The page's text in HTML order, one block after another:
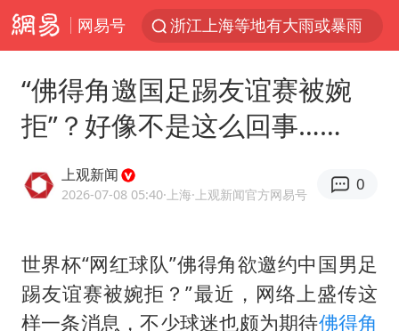
网易号
浙江上海等地有大雨或暴雨
“新疆的交警怎么个个像我妈”
上四休三，但降薪1000元，你接受吗？
台当局重金为“台独”织“皇帝新衣”
白海豚将正面袭击贯穿浙江
“佛得角邀国足踢友谊赛被婉
拒”？好像不是这么回事……
上观新闻
2026-07-08 05:40·上海·上观新闻官方网易号
0
世界杯“网红球队”佛得角欲邀约中国男足
踢友谊赛被婉拒？”最近，网络上盛传这
样一条消息，不少球迷也颇为期待佛得角